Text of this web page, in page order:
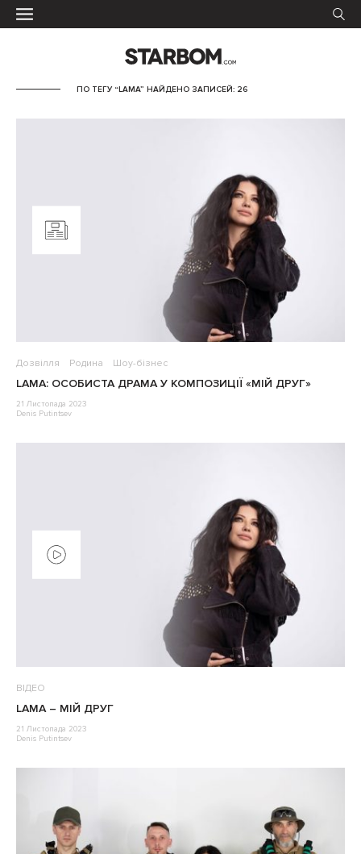
ПО ТЕГУ “LAMA” НАЙДЕНО ЗАПИСЕЙ: 26
Дозвілля Родина Шоу-бізнес
LAMA: ОСОБИСТА ДРАМА У КОМПОЗИЦІЇ «МІЙ ДРУГ»
21 Листопада 2023
Denis Putintsev
ВІДЕО
LAMA – МІЙ ДРУГ
21 Листопада 2023
Denis Putintsev